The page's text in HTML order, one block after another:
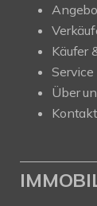
Käufer
Service
Über
Kontakt